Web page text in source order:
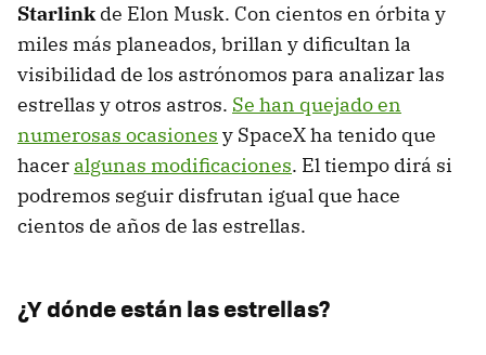
Starlinkde Elon Musk. Con cientos en órbita y
miles más planeados, brillan y dificultan la
visibilidad de los astrónomos para analizar las
estrellas y otros astros. Se han quejado en
numerosas ocasiones y SpaceX ha tenido que
hacer algunas modificaciones. El tiempo dirá si
podremos seguir disfrutan igual que hace
cientos de años de las estrellas.
¿Y dónde están las estrellas?